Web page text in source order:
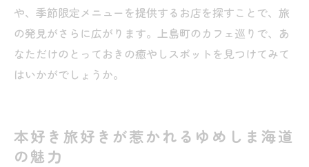
や、季節限定メニューを提供するお店を探すことで、旅
の発見がさらに広がります。上島町のカフェ巡りで、あ
なただけのとっておきの癒やしスポットを見つけてみて
はいかがでしょうか。
本好き旅好きが惹かれるゆめしま海道
の魅力